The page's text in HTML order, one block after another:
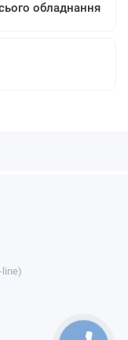
обладнання
line)